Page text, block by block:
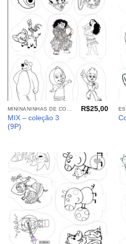
Adicionar
aos
meus
desejos
MIX – coleção 3
(9P)
R$25,00
Adicionar
aos
meus
desejos